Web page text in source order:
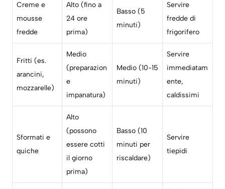
Creme e
mousse
fredde
Alto (fino a
24 ore
prima)
Basso (5
minuti)
Servire
fredde di
frigorifero
Fritti (es.
arancini,
mozzarelle)
Medio
(preparazion
e
impanatura)
Medio (10-15
minuti)
Servire
immediatam
ente,
caldissimi
Sformati e
quiche
Alto
(possono
essere cotti
il giorno
prima)
Basso (10
minuti per
riscaldare)
Servire
tiepidi